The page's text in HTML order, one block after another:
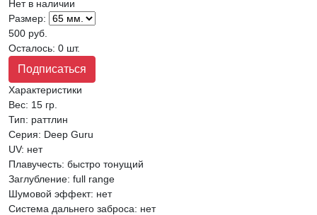
Нет в наличии
Размер:
500 руб.
Осталось: 0 шт.
Подписаться
Характеристики
Вес: 15 гр.
Тип: раттлин
Серия: Deep Guru
UV: нет
Плавучесть: быстро тонущий
Заглубление: full range
Шумовой эффект: нет
Система дальнего заброса: нет